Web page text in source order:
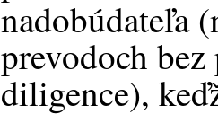
nadobúdateľa
prevodoch
diligence),